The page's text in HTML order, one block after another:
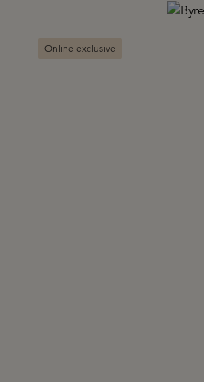
Online exclusive